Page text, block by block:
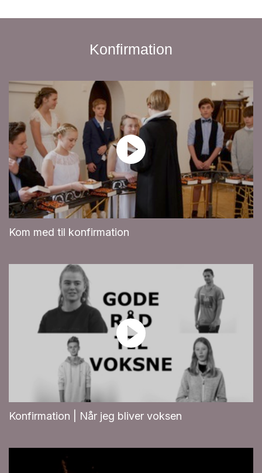
Konfirmation
Kom med til konfirmation
Konfirmation | Når jeg bliver voksen